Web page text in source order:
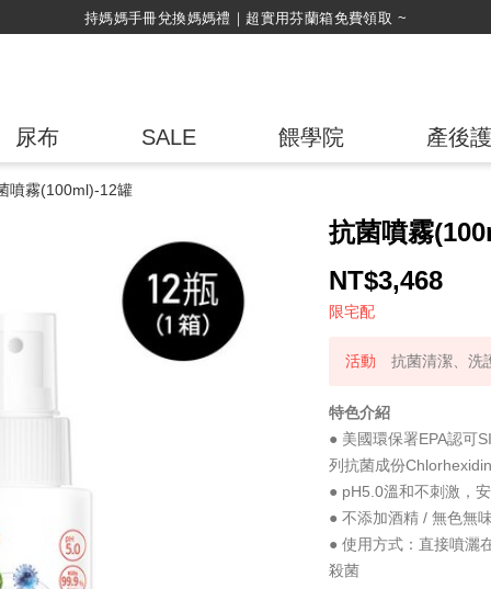
綁定LINE好友，500購物金立即折！
尿布 SALE 餵學院 產後
噴霧(100ml)-12罐
抗菌噴霧
NT$3,468
限宅配
抗菌清潔、洗
特色介紹
● 美國環保署EPA認可
列抗菌成份
● pH5.0溫和不刺激，
● 不添加酒精 / 無色無
● 使用方式：直接噴灑
殺菌